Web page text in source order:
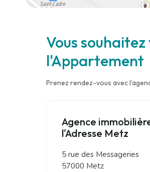
Vous
l'Appartement
Prenez rendez-vous avec
Agence
l'Adresse Metz
5 rue des Messageries
57000 Metz